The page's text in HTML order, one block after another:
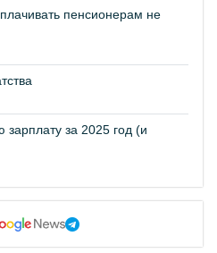
пенсионерам не
зарплату за 2025 год (и